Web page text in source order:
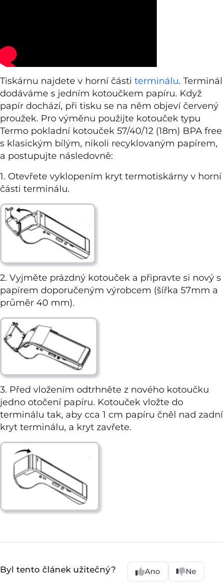
Tiskárnu najdete v horní části terminálu. Terminál
dodáváme s jedním kotoučkem papíru. Když
papír dochází, při tisku se na něm objeví červený
proužek. Pro výměnu použijte kotouček typu
Termo pokladní kotouček 57/40/12 (18m) BPA free
s klasickým bílým, nikoli recyklovaným papírem,
a postupujte následovně:
1. Otevřete vyklopením kryt termotiskárny v horní
části terminálu.
2. Vyjměte prázdný kotouček a připravte si nový s
papírem doporučeným výrobcem (šířka 57mm a
průměr 40 mm).
3. Před vložením odtrhněte z nového kotoučku
jedno otočení papíru. Kotouček vložte do
terminálu tak, aby cca 1 cm papíru čněl nad zadní
kryt terminálu, a kryt zavřete.
Byl tento článek užitečný? Ano Ne